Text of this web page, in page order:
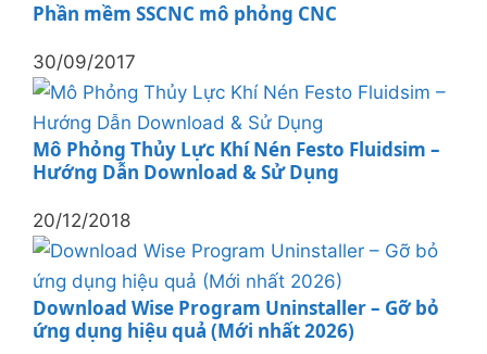
Phần mềm SSCNC mô phỏng CNC
30/09/2017
Mô Phỏng Thủy Lực Khí Nén Festo Fluidsim –
Hướng Dẫn Download & Sử Dụng
20/12/2018
Download Wise Program Uninstaller – Gỡ bỏ
ứng dụng hiệu quả (Mới nhất 2026)